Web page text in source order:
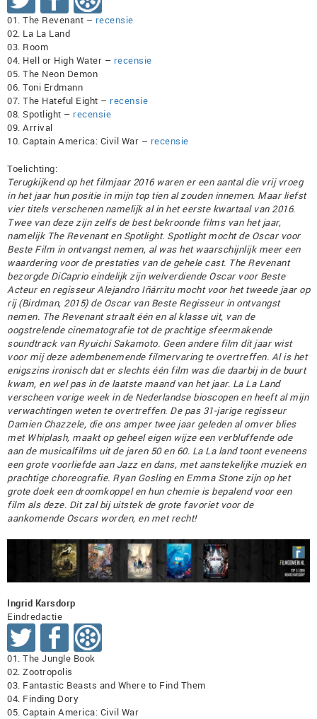
01. The Revenant – recensie
02. La La Land
03. Room
04. Hell or High Water – recensie
05. The Neon Demon
06. Toni Erdmann
07. The Hateful Eight – recensie
08. Spotlight – recensie
09. Arrival
10. Captain America: Civil War – recensie
Toelichting:
Terugkijkend op het filmjaar 2016 waren er een aantal die vrij vroeg
in het jaar hun positie in mijn top tien al zouden innemen. Maar liefst
vier titels verschenen namelijk al in het eerste kwartaal van 2016.
Twee van deze zijn zelfs de best bekroonde films van het jaar,
namelijk The Revenant en Spotlight. Spotlight mocht de Oscar voor
Beste Film in ontvangst nemen, al was het waarschijnlijk meer een
waardering voor de prestaties van de gehele cast. The Revenant
bezorgde DiCaprio eindelijk zijn welverdiende Oscar voor Beste
Acteur en regisseur Alejandro Iñárritu mocht voor het tweede jaar op
rij (Birdman, 2015) de Oscar van Beste Regisseur in ontvangst
nemen. The Revenant straalt één en al klasse uit, van de
oogstrelende cinematografie tot de prachtige sfeermakende
soundtrack van Ryuichi Sakamoto. Geen andere film dit jaar wist
voor mij deze adembenemende filmervaring te overtreffen. Al is het
enigszins ironisch dat er slechts één film was die daarbij in de buurt
kwam, en wel pas in de laatste maand van het jaar. La La Land
verscheen vorige week in de Nederlandse bioscopen en heeft al mijn
verwachtingen weten te overtreffen. De pas 31-jarige regisseur
Damien Chazzele, die ons amper twee jaar geleden al omver blies
met Whiplash, maakt op geheel eigen wijze een verbluffende ode
aan de musicalfilms uit de jaren 50 en 60. La La land toont eveneens
een grote voorliefde aan Jazz en dans, met aanstekelijke muziek en
prachtige choreografie. Ryan Gosling en Emma Stone zijn op het
grote doek een droomkoppel en hun chemie is bepalend voor een
film als deze. Dit zal bij uitstek de grote favoriet voor de
aankomende Oscars worden, en met recht!
Ingrid Karsdorp
Eindredactie
01. The Jungle Book
02. Zootropolis
03. Fantastic Beasts and Where to Find Them
04. Finding Dory
05. Captain America: Civil War